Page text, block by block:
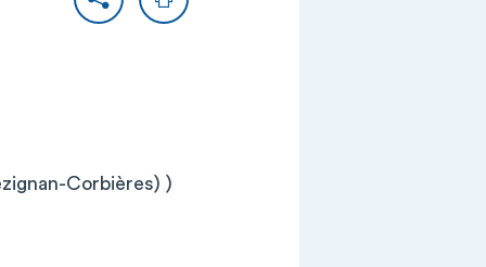
PartagerImprimer
Corbières) )